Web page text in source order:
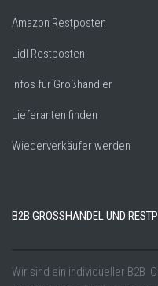
Amazon Restposten
Lidl Restposten
Infos für Großhändler
Lieferanten finden
Wiederverkäufer werden
B2B GROSSHANDEL UND
Wir sind ein individueller B2B